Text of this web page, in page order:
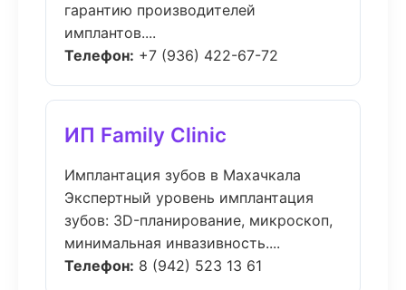
гарантию производителей
имплантов....
Телефон: +7 (936) 422-67-72
ИП Family Clinic
Имплантация зубов в Махачкала
Экспертный уровень имплантация
зубов: 3D-планирование, микроскоп,
минимальная инвазивность....
Телефон: 8 (942) 523 13 61